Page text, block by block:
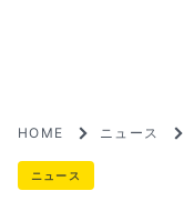
HOME ニュース
ニュース